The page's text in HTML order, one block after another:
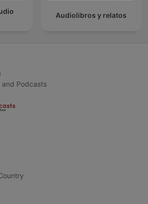
Audiolibros y relatos
and Podcasts